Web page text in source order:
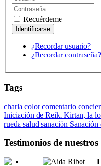
Recuérdeme
¿Recordar usuario?
¿Recordar contraseña?
Tags
charla colorcomentario
Iniciación de Reiki Kirtan, la
rueda salud sanación Sanación
Testimonios de